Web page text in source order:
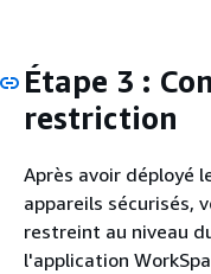
Étape 3 :
restriction
Après avoir déployé
appareils sécurisés,
restreint au niveau
l'application